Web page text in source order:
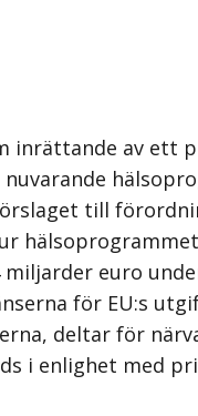
inrättande av
till
euro
för EU:s
deltar för
i enlighet med